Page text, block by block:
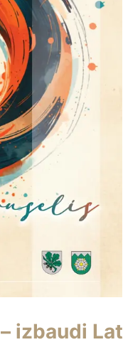
izbaudi